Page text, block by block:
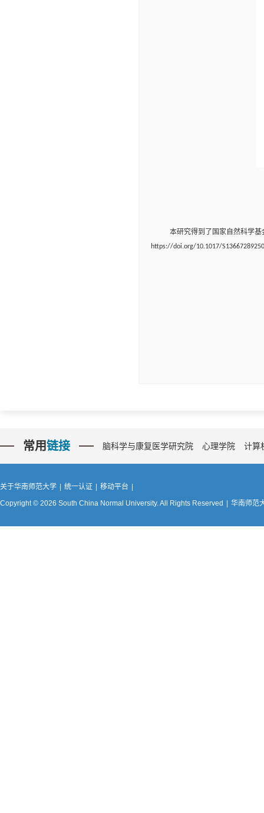
本研究得到了国家自然科学
https://doi.org/10.1017/
常用链接 脑科学与康复医学研究院 心理学院 计算
关于华南师范大学 统一认证 移动平台
Copyright © 2026 South China Normal University. All Rights Reserved
华南师范